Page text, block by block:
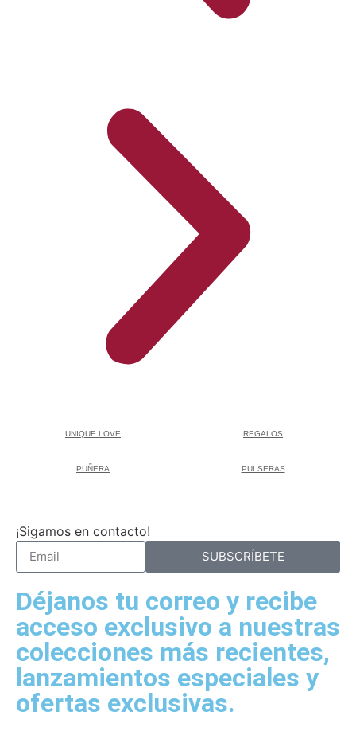
UNIQUE LOVE REGALOS
PUÑERA PULSERAS
¡Sigamos en contacto!
SUBSCRÍBETE
Déjanos tu correo y recibe
acceso exclusivo a nuestras
colecciones más recientes,
lanzamientos especiales y
ofertas exclusivas.